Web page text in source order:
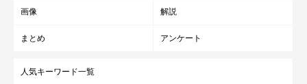
かがでしょうか？ 毎日使うのが楽しみになりそう♪
画像 解説
まとめ アンケート
人気キーワード一覧